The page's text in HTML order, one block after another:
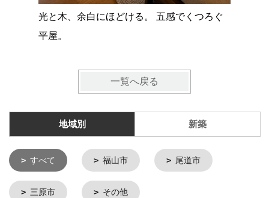
光と木、余白にほどける。 五感でくつろぐ
平屋。
一覧へ戻る
地域別 新築
すべて 福山市 尾道市
三原市 その他